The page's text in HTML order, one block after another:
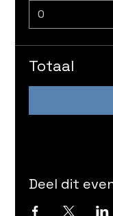
Totaal
Deel dit